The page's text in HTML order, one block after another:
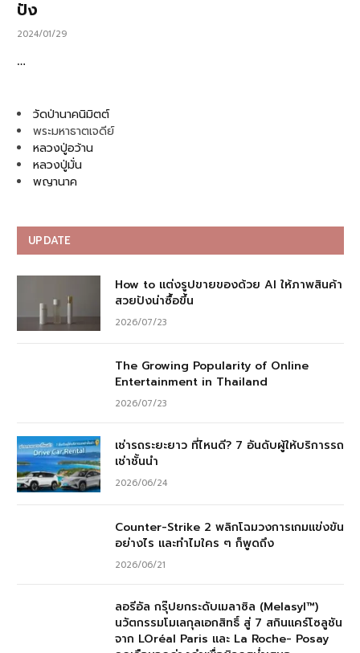
ปัง
2024/01/29
…
วัดป่านาคนิมิตต์
พระมหาธาตเจดีย์
หลวงปู่อว้าน
หลวงปู่มั่น
พญานาค
UPDATE
How to แต่งรูปขายของด้วย AI ให้ภาพสินค้า
สวยปังน่าซื้อขึ้น
2026/07/23
The Growing Popularity of Online
Entertainment in Thailand
2026/07/23
เช่ารถระยะยาว ที่ไหนดี? 7 อันดับผู้ให้บริการรถ
เช่าชั้นนำ
2026/06/24
Counter-Strike 2 พลิกโฉมวงการเกมแข่งขัน
อย่างไร และทำไมใคร ๆ ก็พูดถึง
2026/06/21
ลอรีอัล กรุ๊ปยกระดับเมลาซิล (Melasyl™)
นวัตกรรมโมเลกุลเอกสิทธิ์ สู่ 7 สกินแคร์โซลูชัน
จาก LOréal Paris และ La Roche- Posay